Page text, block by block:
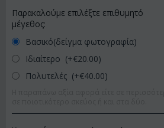
Παρακαλούμε επιλέξτε επιθυμητό
μέγεθος:
Βασικό(δείγμα φωτογραφία)
Ιδιαίτερο (+€20.00)
Πολυτελές (+€40.00)